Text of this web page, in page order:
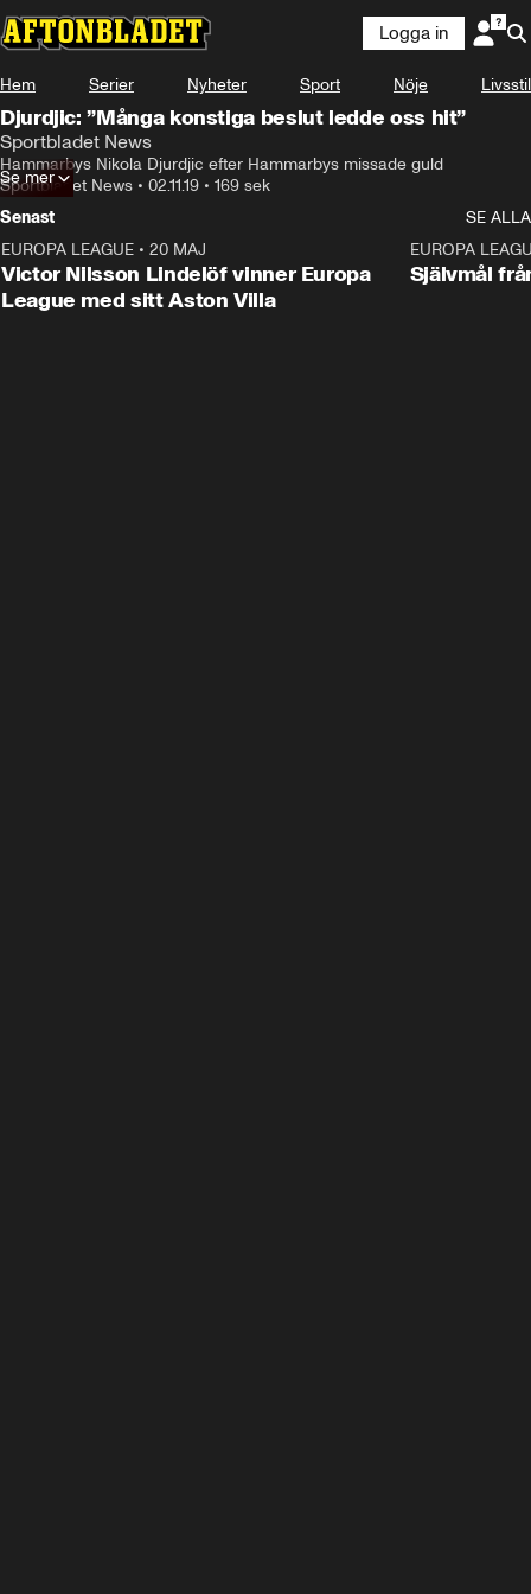
Logga in
Hem Serier Nyheter Sport Nöje Livsstil
Djurdjic: ”Många konstiga beslut ledde oss hit”
Sportbladet News
Hammarbys Nikola Djurdjic efter Hammarbys missade guld
Sportbladet News • 02.11.19 • 169 sek
Se mer
Senast
SE ALLA
EUROPA LEAGUE • 20 MAJ
Victor Nilsson Lindelöf vinner Europa
League med sitt Aston Villa
EUROPA
Självmål